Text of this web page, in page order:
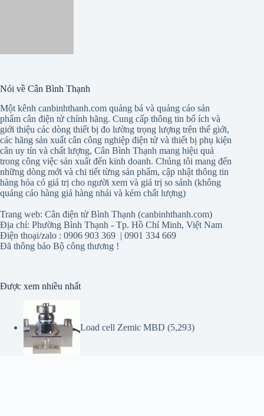
giới thiệu các dòng thiết bị đo lường trọng lượng trên thế giới,
các hãng sản xuất cân công nghiệp điện tử và thiết bị phụ kiện
cân uy tín và chất lượng, Cân Bình Thạnh mang hiệu quả
trong công việc sản xuất đến kinh doanh. Chúng tôi mang đến
những dòng mới và chi tiết từng sản phẩm, cập nhật thông tin
hàng hóa có giá trị cho người xem và giá trị so sánh (không
quảng cáo hàng giả hàng nhái và kém chất lượng)
Trang web: Cân điện tử Bình Thạnh (canbinhthanh.com)
Địa chỉ: Phường Bình Thạnh - Tp. Hồ Chí Minh, Việt Nam
Điện thoại/zalo : 0906 903 369 | 0901 334 669
Đã thông báo Bộ công thương !
Được xem nhiều nhất